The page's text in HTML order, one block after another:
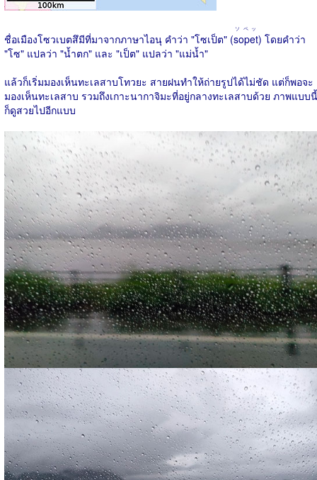
ชื่อเมืองโซวเบตสึมีที่มาจากภาษาไอนุ คำว่า "โซเป็ต" (sopet
ソペッ
) โดยคำว่า
"โซ" แปลว่า "น้ำตก" และ "เป็ต" แปลว่า "แม่น้ำ"
แล้วก็เริ่มมองเห็นทะเลสาบโทวยะ สายฝนทำให้ถ่ายรูปได้ไม่ชัด แต่ก็พอจะ
มองเห็นทะเลสาบ รวมถึงเกาะนากาจิมะที่อยู่กลางทะเลสาบด้วย ภาพแบบนี้
ก็ดูสวยไปอีกแบบ